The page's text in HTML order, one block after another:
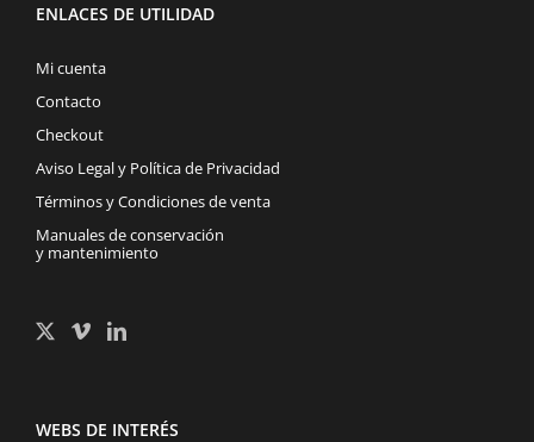
ENLACES DE UTILIDAD
Mi cuenta
Contacto
Checkout
Aviso Legal y Política de Privacidad
Términos y Condiciones de venta
Manuales de conservación
y mantenimiento
WEBS DE INTERÉS